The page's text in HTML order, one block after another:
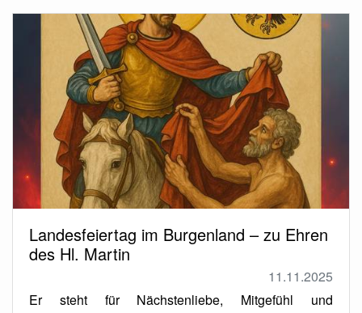
Landesfeiertag im Burgenland – zu Ehren
des Hl. Martin
11.11.2025
Er steht für Nächstenliebe, Mitgefühl und